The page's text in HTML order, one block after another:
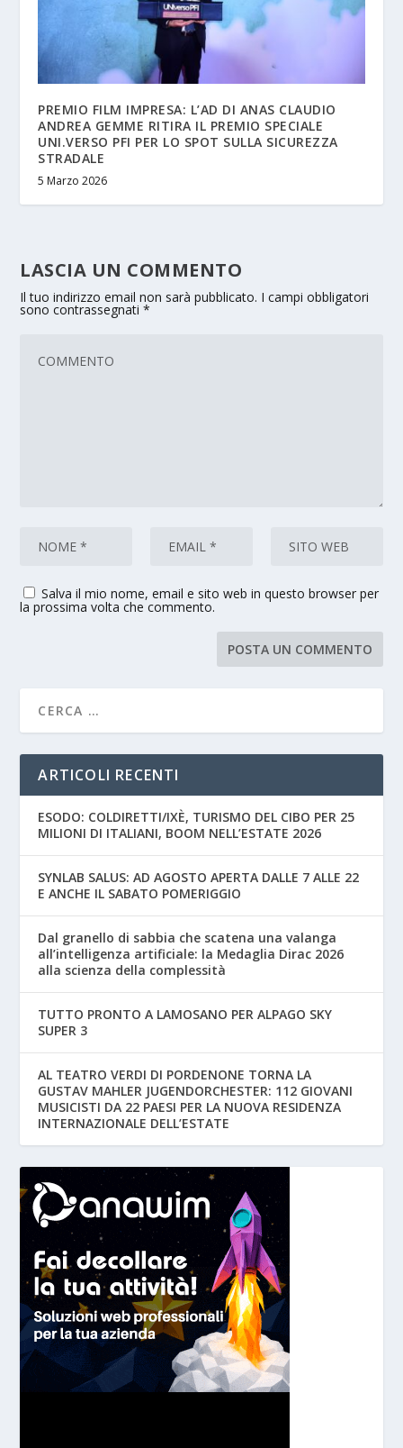
PREMIO FILM IMPRESA: L’AD DI ANAS CLAUDIO
ANDREA GEMME RITIRA IL PREMIO SPECIALE
UNI.VERSO PFI PER LO SPOT SULLA SICUREZZA
STRADALE
5 Marzo 2026
LASCIA UN COMMENTO
Il tuo indirizzo email non sarà pubblicato. I campi obbligatori
sono contrassegnati*
Salva il mio nome, email e sito web in questo browser per
la prossima volta che commento.
ARTICOLI RECENTI
ESODO: COLDIRETTI/IXÈ, TURISMO DEL CIBO PER 25
MILIONI DI ITALIANI, BOOM NELL’ESTATE 2026
SYNLAB SALUS: AD AGOSTO APERTA DALLE 7 ALLE 22
E ANCHE IL SABATO POMERIGGIO
Dal granello di sabbia che scatena una valanga
all’intelligenza artificiale: la Medaglia Dirac 2026
alla scienza della complessità
TUTTO PRONTO A LAMOSANO PER ALPAGO SKY
SUPER 3
AL TEATRO VERDI DI PORDENONE TORNA LA
GUSTAV MAHLER JUGENDORCHESTER: 112 GIOVANI
MUSICISTI DA 22 PAESI PER LA NUOVA RESIDENZA
INTERNAZIONALE DELL’ESTATE